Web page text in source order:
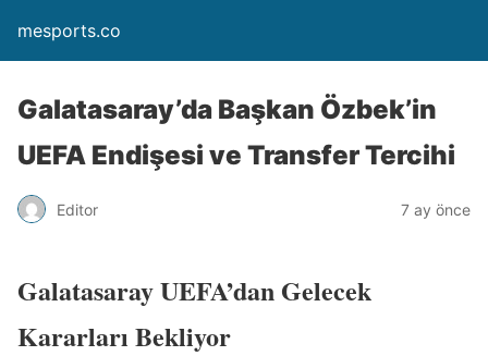
mesports.co
Galatasaray’da Başkan Özbek’in
UEFA Endişesi ve Transfer Tercihi
Editor 7 ay önce
Galatasaray UEFA’dan Gelecek
Kararları Bekliyor